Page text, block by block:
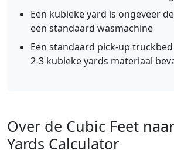
Een kubieke yard is ongeveer
een standaard wasmachine
Een standaard pick-up
2-3 kubieke yards materiaal
Over de Cubic Feet
Yards Calculator